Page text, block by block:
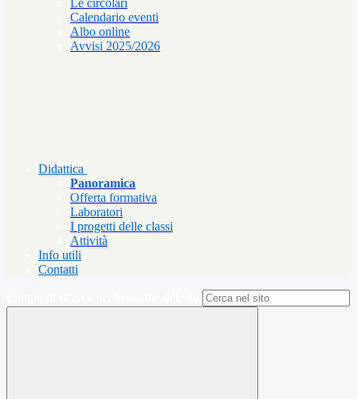
Le circolari
Calendario eventi
Albo online
Avvisi 2025/2026
Didattica
Panoramica
Offerta formativa
Laboratori
I progetti delle classi
Attività
Info utili
Contatti